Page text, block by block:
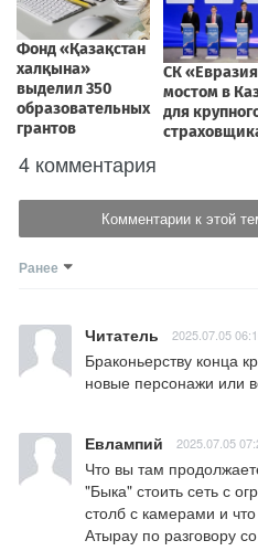
4 комментария
Комментарии к этой
Ранее
Читатель 2025.07.05
Браконьерству конца
новые персонажи или
Евлампий 2025.07.05
Что вы там
"Быка" стоить сеть с
столб с камерами и
Атырау по разговору